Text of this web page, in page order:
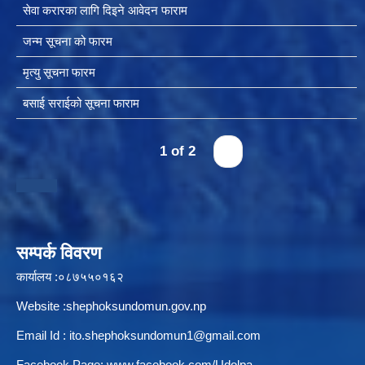
सेवा करारका लागि दिइने आवेदन फाराम
जन्म सूचना को फारम
मृत्यु सूचना फारम
बसाई सराईको सूचना फाराम
1 of 2
सम्पर्क विवरण
कार्यालय :०८७५५०१६२
Website :shephoksundomun.gov.np
Email Id : ito.shephoksundomun1@gmail.com